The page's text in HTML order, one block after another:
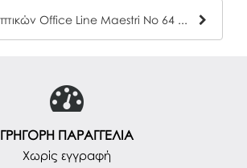
Σύρματα Συρραπτικών Office Line Maestri No 64 20000 Τεμάχια
ΓΡΗΓΟΡΗ ΠΑΡΑΓΓΕΛΙΑ
Χωρίς εγγραφή